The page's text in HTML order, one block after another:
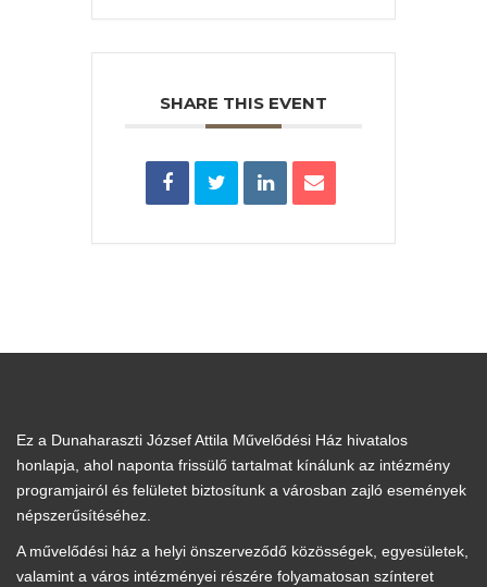
SHARE THIS EVENT
Ez a Dunaharaszti József Attila Művelődési Ház hivatalos
honlapja, ahol naponta frissülő tartalmat kínálunk az intézmény
programjairól és felületet biztosítunk a városban zajló események
népszerűsítéséhez.
A művelődési ház a helyi önszerveződő közösségek, egyesületek,
valamint a város intézményei részére folyamatosan színteret